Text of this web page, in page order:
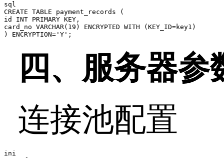
sql
CREATE TABLE payment_records (
id INT PRIMARY KEY,
card_no VARCHAR(19) ENCRYPTED WITH (KEY_ID=key1)
) ENCRYPTION='Y';
四、服务器参
连接池配置
ini